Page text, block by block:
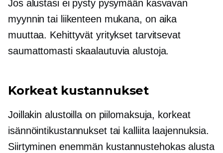
Jos alustasi ei pysty pysymään kasvavan
myynnin tai liikenteen mukana, on aika
muuttaa. Kehittyvät yritykset tarvitsevat
saumattomasti skaalautuvia alustoja.
Korkeat kustannukset
Joillakin alustoilla on piilomaksuja, korkeat
isännöintikustannukset tai kalliita laajennuksia.
Siirtyminen enemmän kustannustehokasalusta